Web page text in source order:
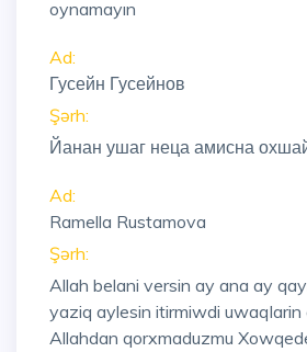
oynamayın
Ad:
Гусейн Гусейнов
Şərh:
Йанан ушаг неца амисна
Ad:
Ramella Rustamova
Şərh:
Allah belani versin ay ana ay
yaziq aylesin itirmiwdi uwaqlarin
Allahdan qorxmaduzmu